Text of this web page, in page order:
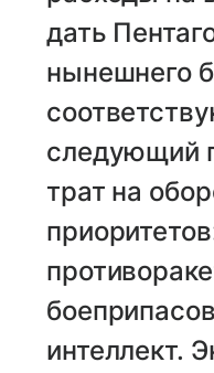
дать
нынешнего
следующий
трат на
интеллект.